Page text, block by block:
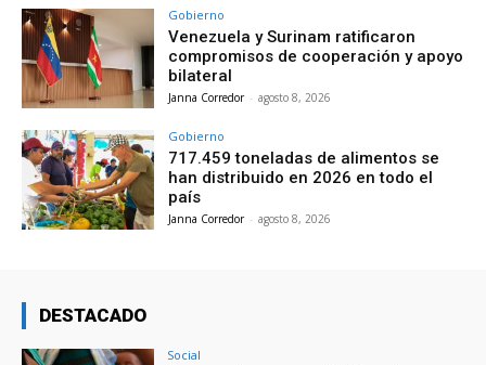
Gobierno
Venezuela y Surinam ratificaron
compromisos de cooperación y apoyo
bilateral
Janna Corredor - agosto 8, 2026
Gobierno
717.459 toneladas de alimentos se
han distribuido en 2026 en todo el
país
Janna Corredor - agosto 8, 2026
DESTACADO
Social